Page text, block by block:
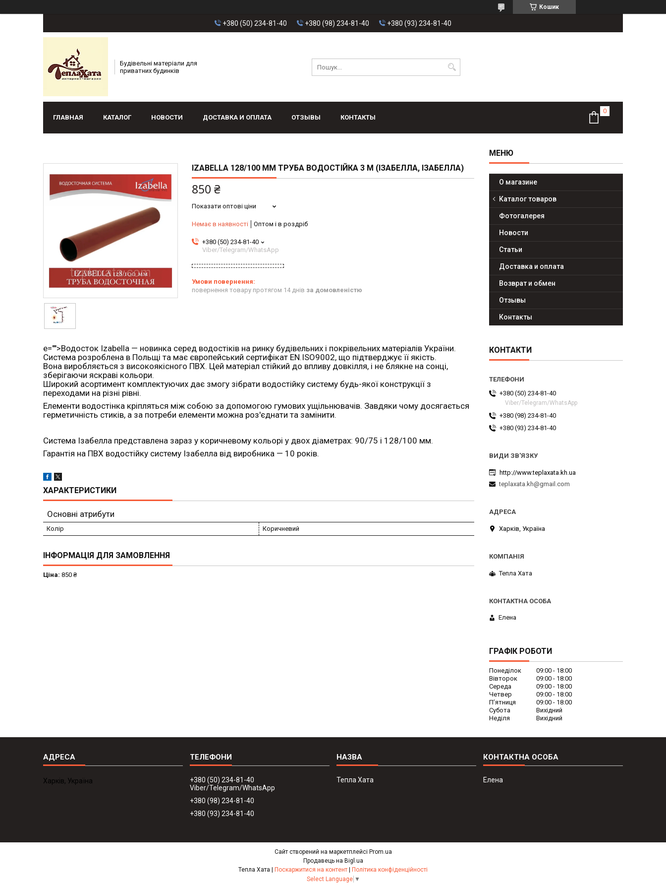
Кошик
+380 (50) 234-81-40 +380 (98) 234-81-40 +380 (93) 234-81-40
Будівельні матеріали для
приватних будинків
ГЛАВНАЯ КАТАЛОГ НОВОСТИ ДОСТАВКА И ОПЛАТА ОТЗЫВЫ КОНТАКТЫ
IZABELLA 128/100 ММ ТРУБА ВОДОСТІЙКА 3 М (ІЗАБЕЛЛА, ІЗАБЕЛЛА)
850 ₴
Показати оптові ціни
Немає в наявності Оптом і в роздріб
+380 (50) 234-81-40
Viber/Telegram/WhatsApp
повернення товару протягом 14 днів за домовленістю
e="">Водосток Izabella — новинка серед водостіків на ринку будівельних і покрівельних матеріалів України.
Система розроблена в Польщі та має європейський сертифікат EN.ISO9002, що підтверджує її якість.
Вона виробляється з високоякісного ПВХ. Цей матеріал стійкий до впливу довкілля, і не блякне на сонці,
зберігаючи яскраві кольори.
Широкий асортимент комплектуючих дає змогу зібрати водостійку систему будь-якої конструкції з
переходами на різні рівні.
Елементи водостінка кріпляться між собою за допомогою гумових ущільнювачів. Завдяки чому досягається
герметичність стиків, а за потреби елементи можна роз'єднати та замінити.
Система Ізабелла представлена зараз у коричневому кольорі у двох діаметрах: 90/75 і 128/100 мм.
Гарантія на ПВХ водостійку систему Ізабелла від виробника — 10 років.
ХАРАКТЕРИСТИКИ
Основні атрибути
Колір Коричневий
ІНФОРМАЦІЯ ДЛЯ ЗАМОВЛЕННЯ
Ціна: 850 ₴
О магазине
Каталог товаров
Фотогалерея
Новости
Статьи
Доставка и оплата
Возврат и обмен
Отзывы
Контакты
КОНТАКТИ
+380 (50) 234-81-40
Viber/Telegram/WhatsApp
+380 (98) 234-81-40
+380 (93) 234-81-40
http://www.teplaxata.kh.ua
teplaxata.kh@gmail.com
Харків, Україна
Тепла Хата
Елена
ГРАФІК РОБОТИ
Понеділок 09:00
18:00
Вівторок
09:00
18:00
Середа
09:00
18:00
Четвер
09:00
18:00
Пʼятниця
09:00
18:00
Субота
Вихідний
Неділя
Вихідний
Харків, Україна
+380 (50) 234-81-40
Viber/Telegram/WhatsApp
+380 (98) 234-81-40
+380 (93) 234-81-40
Тепла Хата Елена
Сайт створений на маркетплейсі Prom.ua
Продавець на Bigl.ua
Поскаржитися на контент
Політика конфіденційності
Select Language ▼